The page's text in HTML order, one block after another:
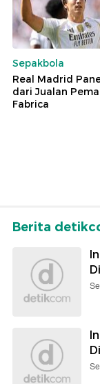
Sepakbola
Real Madrid
dari Jualan
Fabrica
Berita